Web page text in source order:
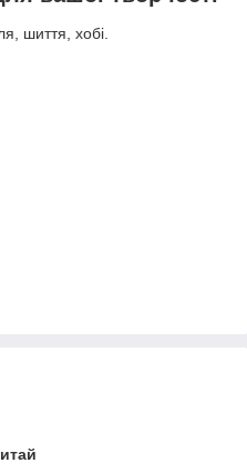
шиття, хобі.